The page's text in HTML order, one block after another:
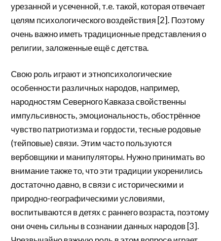
урезанной и усеченной, т.е. такой, которая отвечает
целям психологического воздействия [2]. Поэтому
очень важно иметь традиционные представления о
религии, заложенные ещё с детства.
Свою роль играют и этнопсихологические
особенности различных народов, например,
народностям Северного Кавказа свойственны
импульсивность, эмоциональность, обострённое
чувство патриотизма и гордости, тесные родовые
(тейповые) связи. Этим часто пользуются
вербовщики и манипуляторы. Нужно принимать во
внимание также то, что эти традиции укоренились
достаточно давно, в связи с историческими и
природно-географическими условиями,
воспитываются в детях с раннего возраста, поэтому
они очень сильны в сознании данных народов [3].